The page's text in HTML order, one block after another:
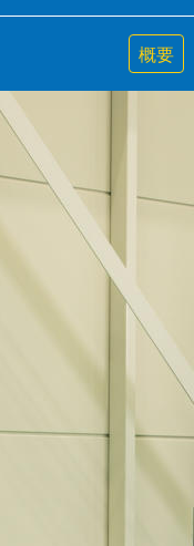
概要